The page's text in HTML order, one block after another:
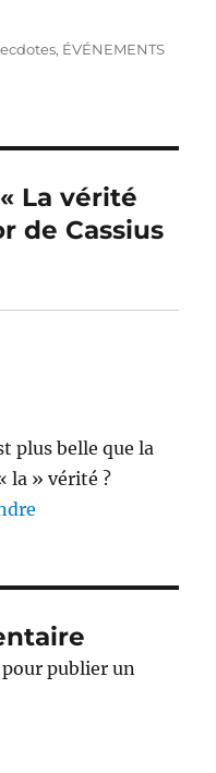
, ÉVÉNEMENTS
La vérité
de Cassius
plus belle que la
la » vérité ?
pour publier un